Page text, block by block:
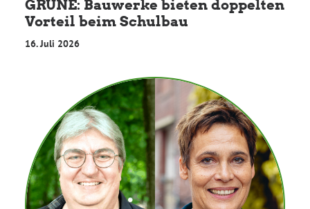
GRÜNE: Bauwerke bieten doppelten
Vorteil beim Schulbau
16. Juli 2026